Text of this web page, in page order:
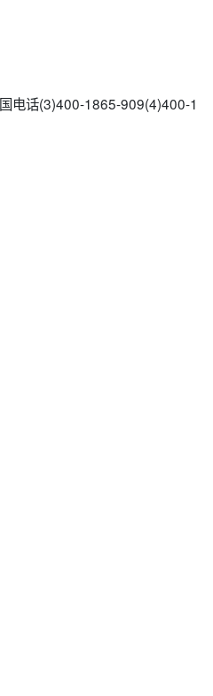
电话(3)400-1865-909(4)400-1